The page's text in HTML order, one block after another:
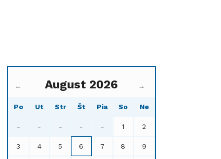
← August 2026 →
Po Ut Str Št Pia So Ne
- - - - - 1 2
3 4 5 6 7 8 9